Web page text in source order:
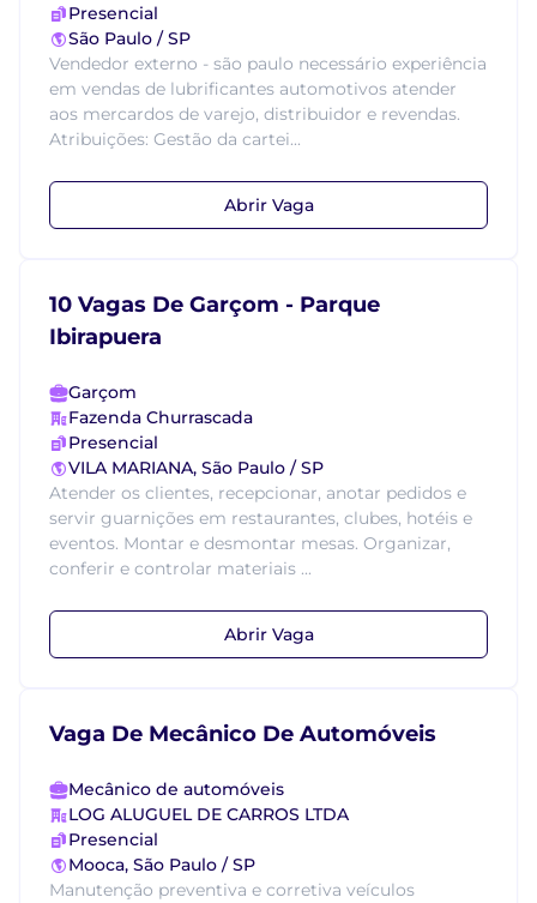
Presencial
São Paulo / SP
Vendedor externo - são paulo necessário experiência
em vendas de lubrificantes automotivos atender
aos mercardos de varejo, distribuidor e revendas.
Atribuições: Gestão da cartei...
Abrir Vaga
10 Vagas De Garçom - Parque
Ibirapuera
Garçom
Fazenda Churrascada
Presencial
VILA MARIANA, São Paulo / SP
Atender os clientes, recepcionar, anotar pedidos e
servir guarnições em restaurantes, clubes, hotéis e
eventos. Montar e desmontar mesas. Organizar,
conferir e controlar materiais ...
Abrir Vaga
Vaga De Mecânico De Automóveis
Mecânico de automóveis
LOG ALUGUEL DE CARROS LTDA
Presencial
Mooca, São Paulo / SP
Manutenção preventiva e corretiva veículos